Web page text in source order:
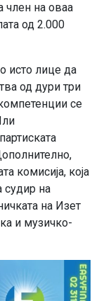
член на оваа
од 2.000
исто лице да
од дури три
се
комисија, која
судир на
на Изет
и музичко-